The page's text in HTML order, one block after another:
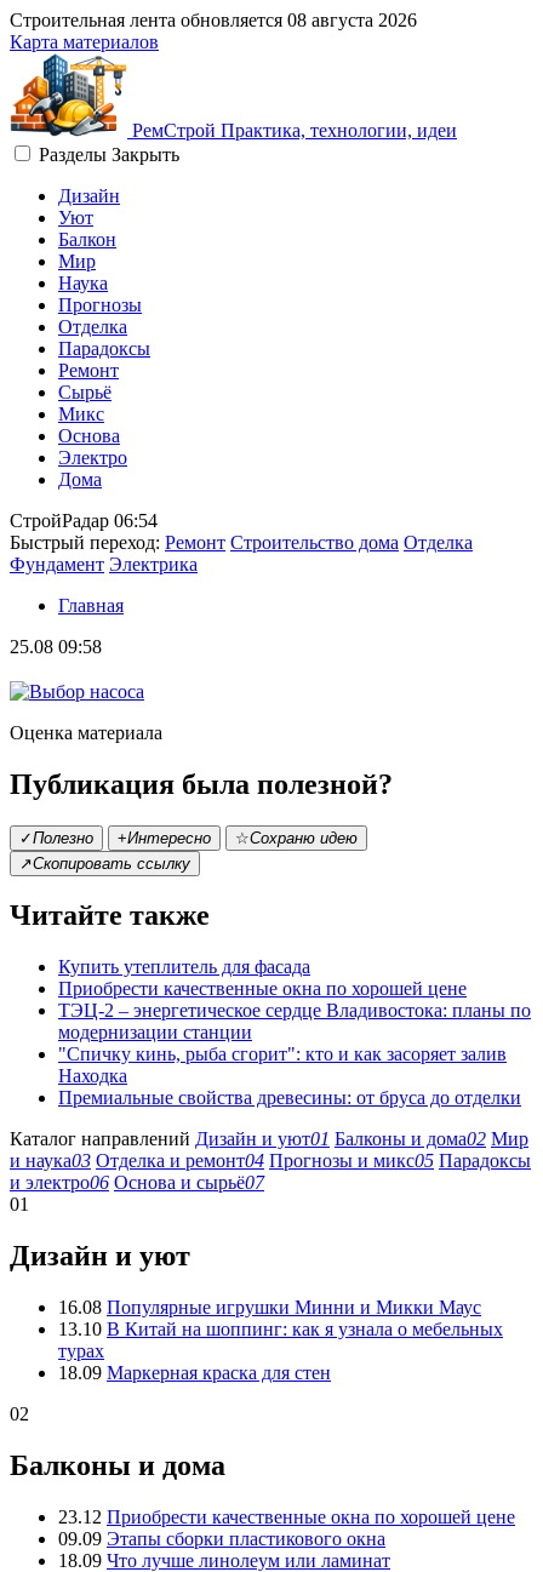
Строительная лента обновляется 08 августа 2026
Карта материалов
РемСтрой Практика, технологии, идеи
Разделы Закрыть
Дизайн
Уют
Балкон
Мир
Наука
Прогнозы
Отделка
Парадоксы
Ремонт
Сырьё
Микс
Основа
Электро
Дома
СтройРадар 06:54
Быстрый переход: Ремонт Строительство дома Отделка
Фундамент Электрика
Главная
25.08 09:58
Оценка материала
Публикация была полезной?
✓Полезно +Интересно ☆Сохраню идею
↗Скопировать ссылку
Читайте также
Купить утеплитель для фасада
Приобрести качественные окна по хорошей цене
ТЭЦ-2 – энергетическое сердце Владивостока: планы по
модернизации станции
"Спичку кинь, рыба сгорит": кто и как засоряет залив
Находка
Премиальные свойства древесины: от бруса до отделки
Каталог направлений Дизайн и уют01 Балконы и дома02 Мир
и наука03 Отделка и ремонт04 Прогнозы и микс05 Парадоксы
и электро06 Основа и сырьё07
01
Дизайн и уют
16.08 Популярные игрушки Минни и Микки Маус
13.10 В Китай на шоппинг: как я узнала о мебельных
турах
18.09 Маркерная краска для стен
02
Балконы и дома
23.12 Приобрести качественные окна по хорошей цене
09.09 Этапы сборки пластикового окна
18.09 Что лучше линолеум или ламинат